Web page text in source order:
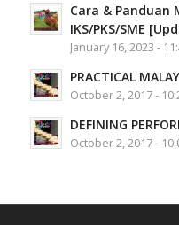
Cara &
IKS/PKS/SME
January 16, 2023 -
PRACTICAL
October 2, 2017 -
DEFINING
October 2, 2017 -